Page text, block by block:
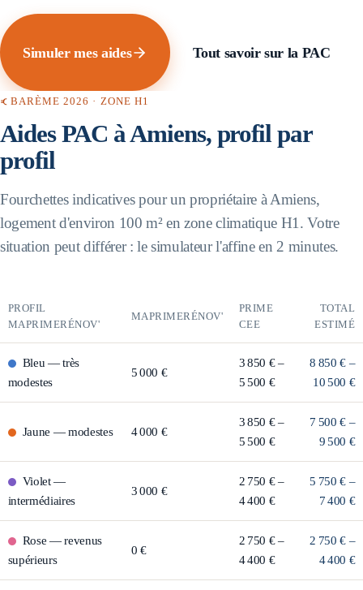
Simuler mes aides Tout savoir sur la PAC
BARÈME 2026 · ZONE H1
Aides PAC àAmiens, profil par
profil
Fourchettes indicatives pour un propriétaire à Amiens,
logement d'environ 100 m² en zone climatique H1 . Votre
situation peut différer : le simulateur l'affine en 2 minutes.
PROFIL
MAPRIMERÉNOV'
MAPRIMERÉNOV'
PRIME
CEE
TOTAL
ESTIMÉ
Bleu —très
modestes
5 000 €
3 850 € –
5 500 €
8 850 € –
10 500 €
Jaune —modestes 4 000 €
3 850 € –
5 500 €
7 500 € –
9 500 €
Violet—
intermédiaires
3 000 €
2 750 € –
4 400 €
5 750 € –
7 400 €
Rose —revenus
supérieurs
0 €
2 750 € –
4 400 €
2 750 € –
4 400 €